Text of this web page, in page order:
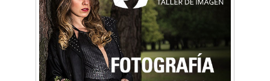
Mariana Croce: "Hoy las empresas necesitan
un asesoramiento integral para crecer con
seguridad"
Música, teatro, yoga, danza y mucho más:
Conocé todos los talleres para aprender y
disfrutar en la Zona Oeste